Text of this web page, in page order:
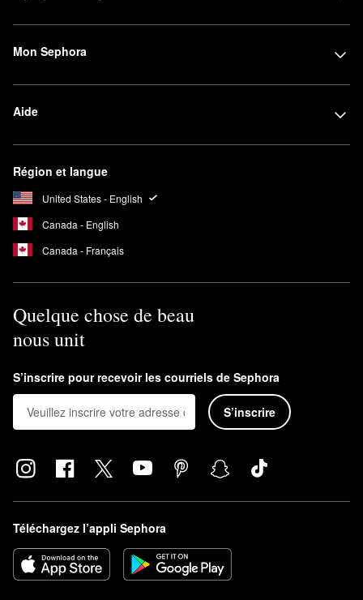
Mon Sephora
Aide
Région et langue
United States - English
Canada - English
Canada - Français
Quelque chose de beau
nous unit
S’inscrire pour recevoir les courriels de Sephora
S’inscrire
Téléchargez l’appli Sephora